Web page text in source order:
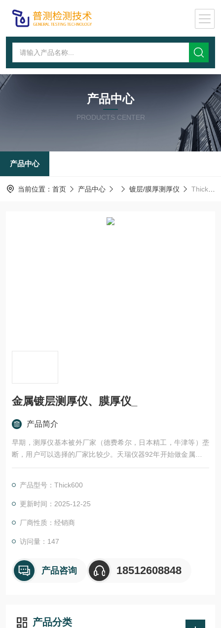
产品中心
PRODUCTS CENTER
产品中心
当前位置： 首页 产品中心 镀层/膜厚测厚仪 Thick600金属镀层测厚仪、膜厚仪_
金属镀层测厚仪、膜厚仪_
产品简介
早期，测厚仪基本被外厂家（德费希尔，日本精工，牛津等）垄
断，用户可以选择的厂家比较少。天瑞仪器92年开始做金属镀层
测厚仪，是家专业生产镀层测厚仪的厂家，在X荧光镀层检测方
场与进口仪器现场PK；在价格上，可以给用户的优惠；在技术支
持与售后服务上，给到客户的是*的售后支持。
产品型号：Thick600
更新时间：2025-12-25
厂商性质：经销商
访问量：147
产品咨询 18512608848
产品分类